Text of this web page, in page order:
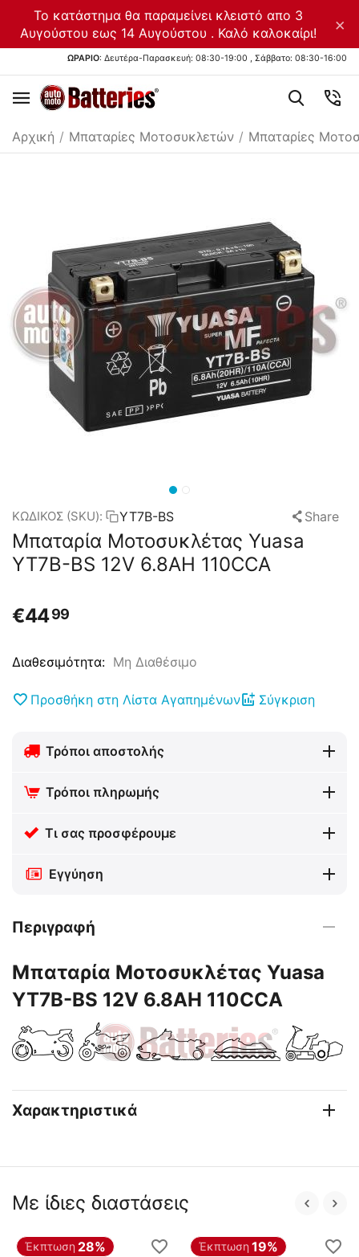
Το κατάστημα θα παραμείνει κλειστό απο 3
Αυγούστου εως 14 Αυγούστου . Καλό καλοκαίρι!
×
ΩΡΑΡΙΟ: Δευτέρα-Παρασκευή: 08:30-19:00 , Σάββατο: 08:30-16:00
Αρχική / Μπαταρίες Μοτοσυκλετών / Μπαταρίες
ΚΩΔΙΚΟΣ (SKU): YT7B-BS Share
Μπαταρία Μοτοσυκλέτας Yuasa
YT7B-BS 12V 6.8AH 110CCA
€4499
Διαθεσιμότητα: Μη Διαθέσιμο
Προσθήκη στη Λίστα Αγαπημένων Σύγκριση
Τρόποι αποστολής
Τρόποι πληρωμής
Τι σας προσφέρουμε
Εγγύηση
Περιγραφή
Μπαταρία Μοτοσυκλέτας Yuasa
YT7B-BS 12V 6.8AH 110CCA
Χαρακτηριστικά
Με ίδιες διαστάσεις
Έκπτωση 28% Έκπτωση 19%